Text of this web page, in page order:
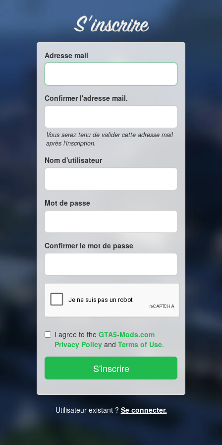
S'inscrire
Adresse mail
Confirmer l'adresse mail.
Vous serez tenu de valider cette adresse mail
après l'inscription.
Nom d'utilisateur
Mot de passe
Confirmer le mot de passe
I agree to the GTA5-Mods.com
Privacy Policy and Terms of Use.
Utilisateur existant ? Se connecter.